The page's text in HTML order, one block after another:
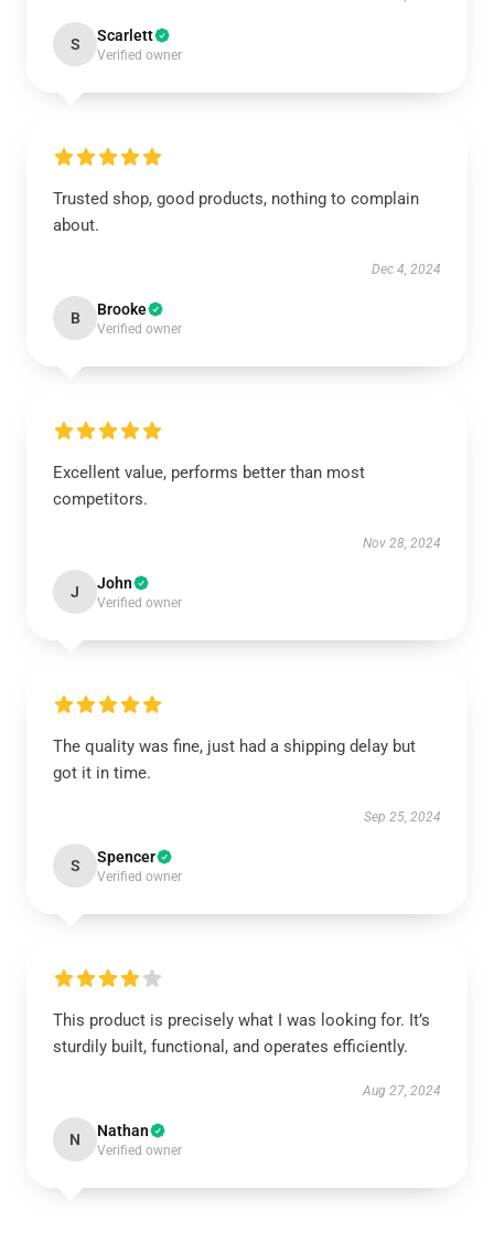
S Scarlett
Verified owner
Trusted shop, good products, nothing to complain
about.
Dec 4, 2024
B Brooke
Verified owner
Excellent value, performs better than most
competitors.
Nov 28, 2024
J John
Verified owner
The quality was fine, just had a shipping delay but
got it in time.
Sep 25, 2024
S Spencer
Verified owner
This product is precisely what I was looking for. It’s
sturdily built, functional, and operates efficiently.
Aug 27, 2024
N Nathan
Verified owner